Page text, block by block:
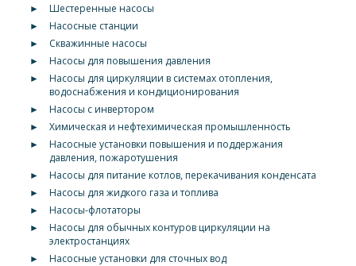
►
Шестеренные насосы
►
Насосные станции
►
Скважинные насосы
►
Насосы для повышения давления
►
Насосы для циркуляции в системах отопления,
водоснабжения и кондиционирования
►
Насосы с инвертором
►
Химическая и нефтехимическая промышленность
►
Насосные установки повышения и поддержания
давления, пожаротушения
►
Насосы для питание котлов, перекачивания конденсата
►
Насосы для жидкого газа и топлива
►
Насосы-флотаторы
►
Насосы для обычных контуров циркуляции на
электростанциях
►
Насосные установки для сточных вод